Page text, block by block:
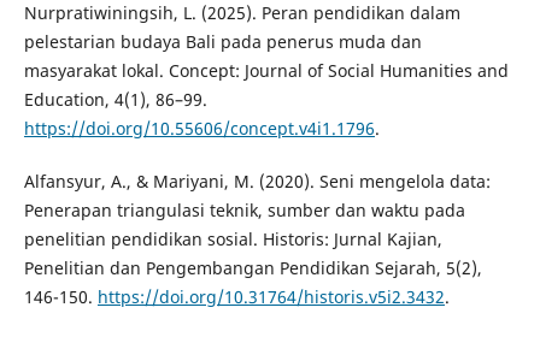
Nurpratiwiningsih, L. (2025). Peran pendidikan dalam
pelestarian budaya Bali pada penerus muda dan
masyarakat lokal. Concept: Journal of Social Humanities and
Education, 4(1), 86–99.
https://doi.org/10.55606/concept.v4i1.1796.
Alfansyur, A., & Mariyani, M. (2020). Seni mengelola data:
Penerapan triangulasi teknik, sumber dan waktu pada
penelitian pendidikan sosial. Historis: Jurnal Kajian,
Penelitian dan Pengembangan Pendidikan Sejarah, 5(2),
146-150. https://doi.org/10.31764/historis.v5i2.3432.